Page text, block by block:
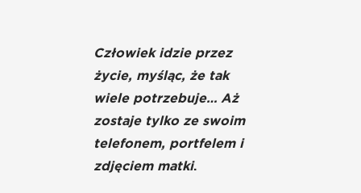
Człowiek idzie przez
życie, myśląc, że tak
wiele potrzebuje… Aż
zostaje tylko ze swoim
telefonem, portfelem i
zdjęciem matki.